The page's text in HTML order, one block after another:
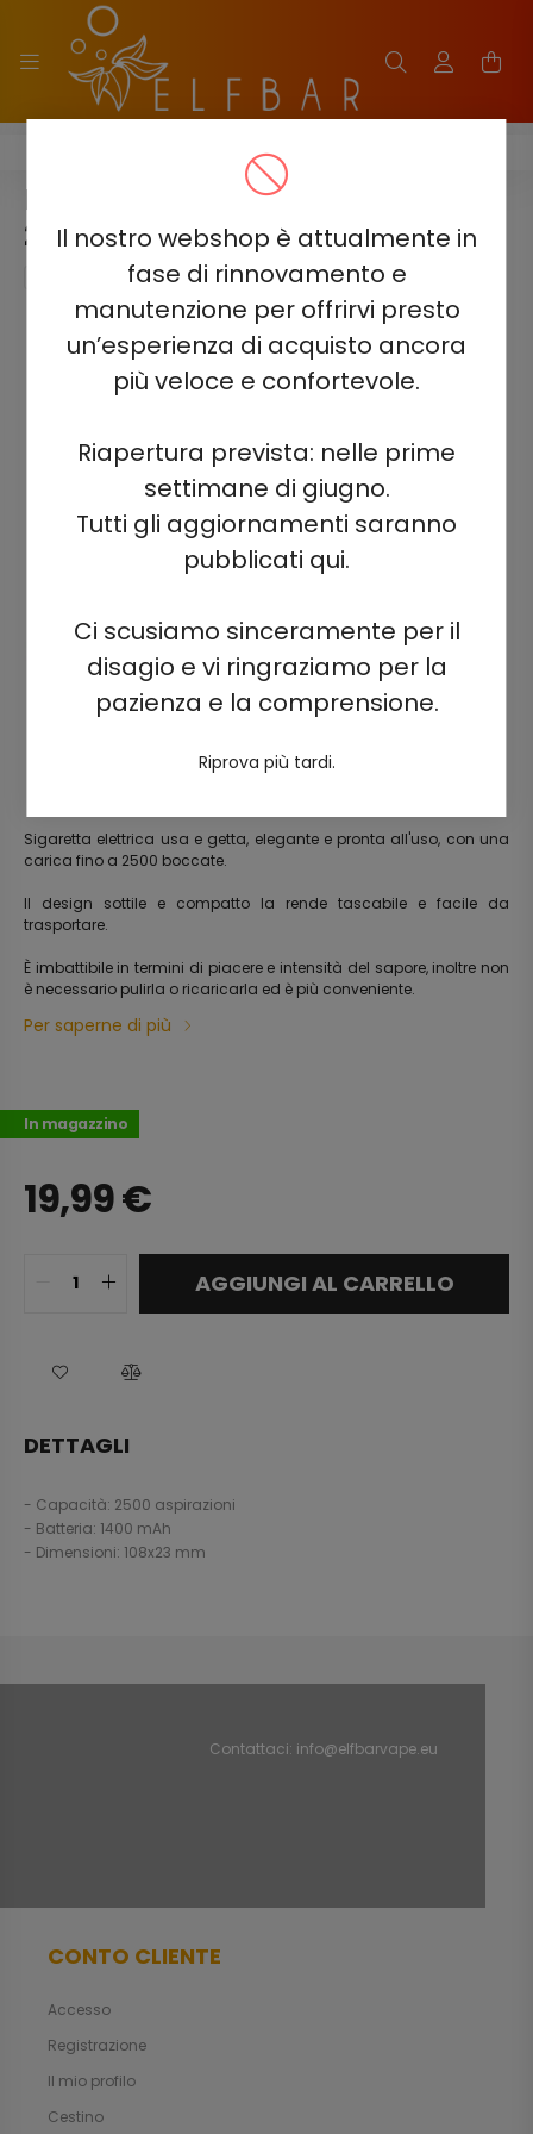
Il nostro webshop è attualmente in
fase di rinnovamento e
manutenzione per offrirvi presto
un’esperienza di acquisto ancora
più veloce e confortevole.
Riapertura prevista: nelle prime
settimane di giugno.
Tutti gli aggiornamenti saranno
pubblicati qui.
Ci scusiamo sinceramente per il
disagio e vi ringraziamo per la
pazienza e la comprensione.
Riprova più tardi.
ELF BAR 2500 - 2%
ELF BAR 2500 - SUCCOSA PESCA
2%
Sigaretta elettrica usa e getta, elegante e pronta all'uso, con una
carica fino a 2500 boccate.
Il design sottile e compatto la rende tascabile e facile da
trasportare.
È imbattibile in termini di piacere e intensità del sapore, inoltre non
è necessario pulirla o ricaricarla ed è più conveniente.
Per saperne di più
In magazzino
19,99€
AGGIUNGI AL CARRELLO
DETTAGLI
- Capacità: 2500 aspirazioni
- Batteria: 1400 mAh
- Dimensioni: 108x23 mm
Contattaci: info@elfbarvape.eu
CONTO CLIENTE
Accesso
Registrazione
Il mio profilo
Cestino